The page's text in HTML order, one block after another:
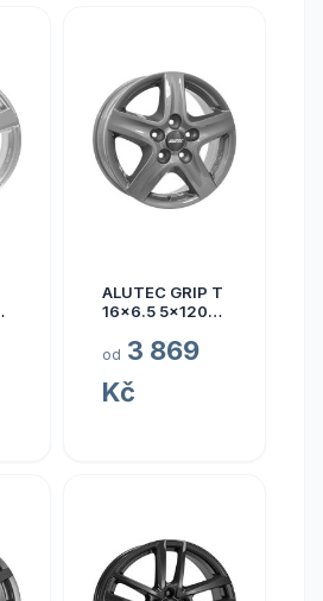
ALUTEC GRIP T
16x6.5 5x120
od 3 869
Kč